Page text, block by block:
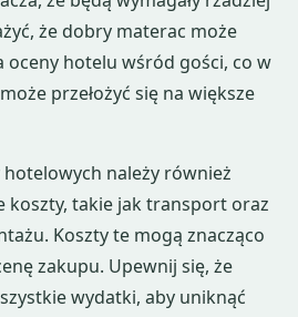
że dobry materac może
oceny hotelu wśród gości, co w
przełożyć się na większe
należy również
koszty, takie jak transport oraz
Koszty te mogą znacząco
zakupu. Upewnij się, że
wydatki, aby uniknąć